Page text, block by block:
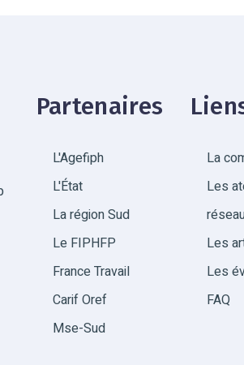
Partenaires
L'Agefiph
L'État
La région Sud
Le FIPHFP
France Travail
Carif Oref
Mse-Sud
La
Les
Les
Les
FAQ